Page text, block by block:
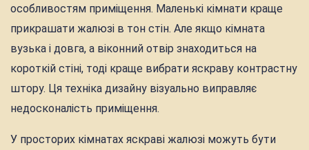
особливостям приміщення. Маленькі кімнати краще
прикрашати жалюзі в тон стін. Але якщо кімната
вузька і довга, а віконний отвір знаходиться на
короткій стіні, тоді краще вибрати яскраву контрастну
штору. Ця техніка дизайну візуально виправляє
недосконалість приміщення.
У просторих кімнатах яскраві жалюзі можуть бути